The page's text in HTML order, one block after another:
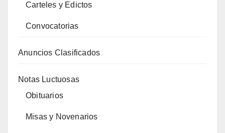
Carteles y Edictos
Convocatorias
Anuncios Clasificados
Notas Luctuosas
Obituarios
Misas y Novenarios